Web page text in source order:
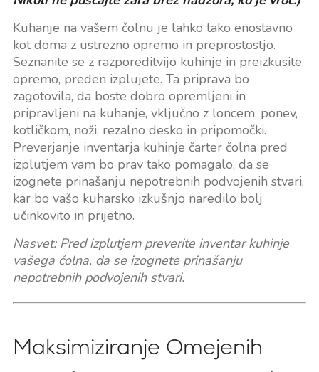
Kuhanje na vašem čolnu je lahko tako enostavno
kot doma z ustrezno opremo in preprostostjo.
Seznanite se z razporeditvijo kuhinje in preizkusite
opremo, preden izplujete. Ta priprava bo
zagotovila, da boste dobro opremljeni in
pripravljeni na kuhanje, vključno z loncem, ponev,
kotličkom, noži, rezalno desko in pripomočki.
Preverjanje inventarja kuhinje čarter čolna pred
izplutjem vam bo prav tako pomagalo, da se
izognete prinašanju nepotrebnih podvojenih stvari,
kar bo vašo kuharsko izkušnjo naredilo bolj
učinkovito in prijetno.
Nasvet: Pred izplutjem preverite inventar kuhinje
vašega čolna, da se izognete prinašanju
nepotrebnih podvojenih stvari.
Maksimiziranje Omejenih